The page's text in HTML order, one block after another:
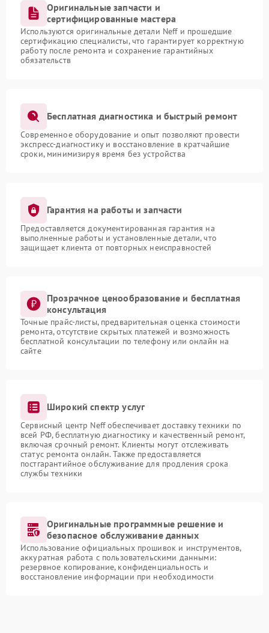
Оригинальные запчасти и
сертифицированные мастера
Используются оригинальные детали Neff и прошедшие
сертификацию специалисты, что гарантирует корректную
работу после ремонта и сохранение гарантийных
обязательств
Бесплатная диагностика и быстрый ремонт
Современное оборудование и опыт позволяют провести
экспресс-диагностику и восстановление в кратчайшие
сроки, минимизируя время без устройства
Гарантия на работы и запчасти
Предоставляется документированная гарантия на
выполненные работы и установленные детали, что
защищает клиента от повторных неисправностей
Прозрачное ценообразование и бесплатная
консультация
Точные прайс-листы, предварительная оценка стоимости
ремонта, отсутствие скрытых платежей и возможность
бесплатной консультации по телефону или онлайн на
сайте
Широкий спектр услуг
Сервисный центр Neff обеспечивает доставку техники по
всей РФ, бесплатную диагностику и качественный ремонт,
включая срочный ремонт. Клиенты могут отслеживать
статус ремонта онлайн. Также предоставляется
постгарантийное обслуживание для продления срока
службы техники
Оригинальные программные решение и
безопасное обслуживание данных
Использование официальных прошивок и инструментов,
аккуратная работа с пользовательскими данными:
резервное копирование, конфиденциальность и
восстановление информации при необходимости